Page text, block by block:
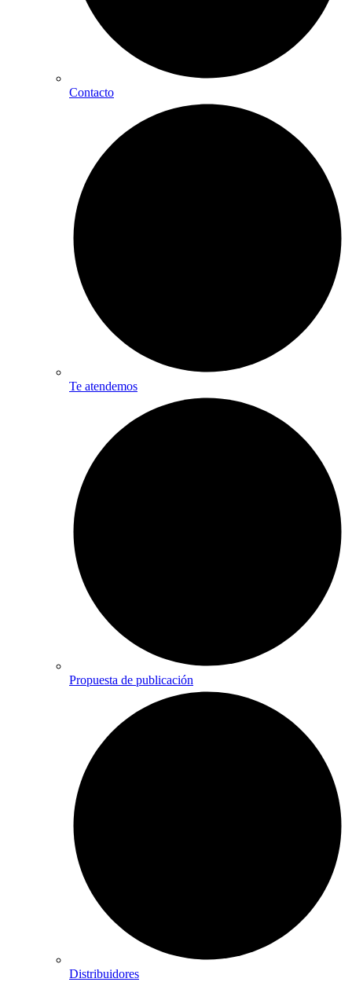
Contacto
Te atendemos
Propuesta de publicación
Distribuidores